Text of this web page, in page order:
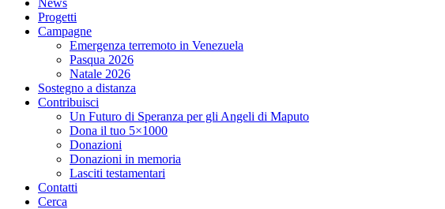
News
Progetti
Campagne
Emergenza terremoto in Venezuela
Pasqua 2026
Natale 2026
Sostegno a distanza
Contribuisci
Un Futuro di Speranza per gli Angeli di Maputo
Dona il tuo 5×1000
Donazioni
Donazioni in memoria
Lasciti testamentari
Contatti
Cerca